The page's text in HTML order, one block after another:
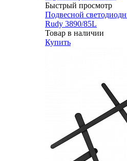
Быстрый просмотр
Подвесной
Rudy 3890/85L
Товар в наличии
Купить